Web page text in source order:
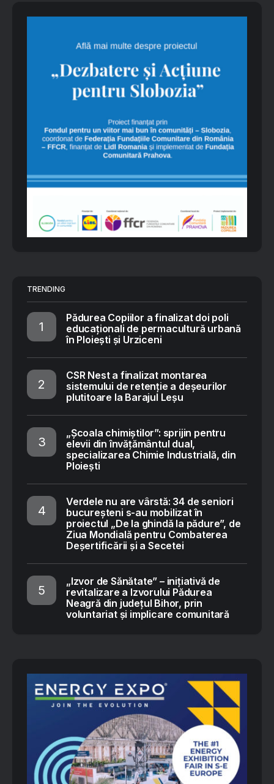
TRENDING
Pădurea Copiilor a finalizat doi poli
educaționali de permacultură urbană
în Ploiești și Urziceni
CSR Nest a finalizat montarea
sistemului de retenție a deșeurilor
plutitoare la Barajul Leșu
„Școala chimiștilor”: sprijin pentru
elevii din învățământul dual,
specializarea Chimie Industrială, din
Ploiești
Verdele nu are vârstă: 34 de seniori
bucureșteni s-au mobilizat în
proiectul „De la ghindă la pădure”, de
Ziua Mondială pentru Combaterea
Deșertificării și a Secetei
„Izvor de Sănătate” – inițiativă de
revitalizare a Izvorului Pădurea
Neagră din județul Bihor, prin
voluntariat și implicare comunitară